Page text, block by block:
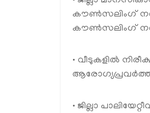
കൗണ്‍സലിംഗ്
കൗണ്‍സലിംഗ്
• വീടുകളില്‍
• ജില്ലാ